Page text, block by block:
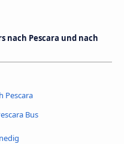
nach Pescara und nach
Pescara
Bus